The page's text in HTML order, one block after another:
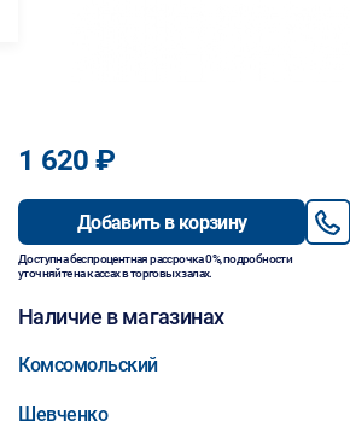
1 620 ₽
Добавить в корзину
Доступна беспроцентная рассрочка 0%, подробности
уточняйте на кассах в торговых залах.
Наличие в магазинах
Комсомольский
Шевченко